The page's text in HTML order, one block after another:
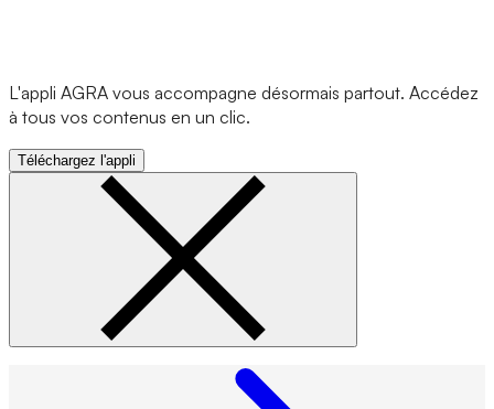
L'appli AGRA vous accompagne désormais partout. Accédez
à tous vos contenus en un clic.
Téléchargez l'appli